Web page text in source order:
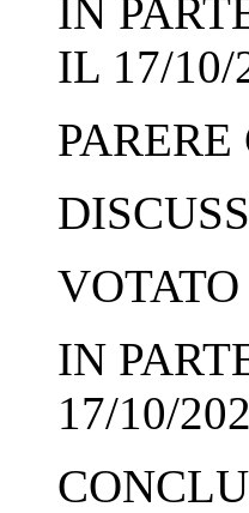
IN
IL 17/10/
IN
17/10/